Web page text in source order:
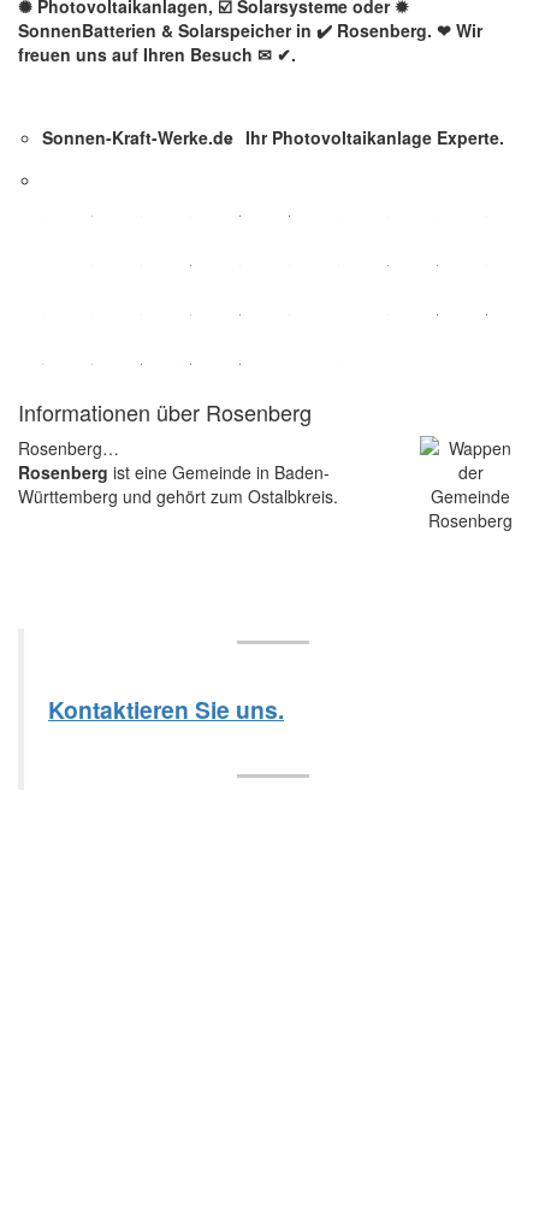
✺ Photovoltaikanlagen, ☑️ Solarsysteme oder ✹
SonnenBatterien & Solarspeicher in ✔️ Rosenberg. ❤ Wir
freuen uns auf Ihren Besuch ✉ ✔.
Sonnen-Kraft-Werke.de Ihr Photovoltaikanlage Experte.
Informationen über Rosenberg
Rosenberg…
Rosenberg ist eine Gemeinde in Baden-
Württemberg und gehört zum Ostalbkreis.
Kontaktieren Sie uns.